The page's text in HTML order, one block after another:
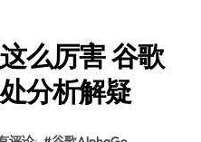
么厉害 谷歌
分析解疑